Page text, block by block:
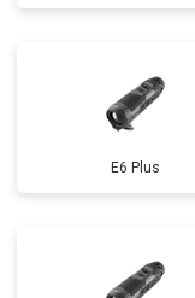
E6 Plus